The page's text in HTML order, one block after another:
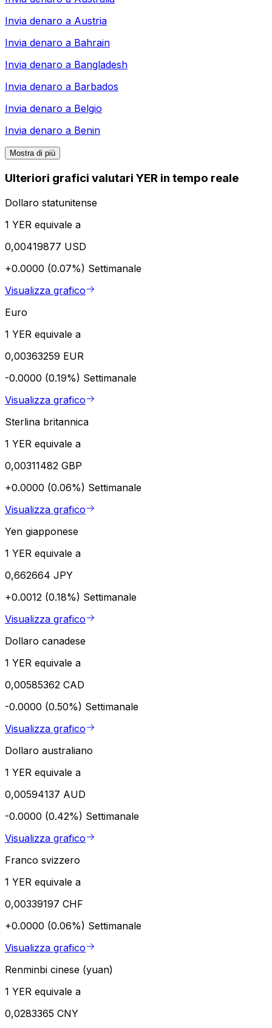
Invia denaro a Austria
Invia denaro a Bahrain
Invia denaro a Bangladesh
Invia denaro a Barbados
Invia denaro a Belgio
Invia denaro a Benin
Mostra di più
Ulteriori grafici valutari YER in tempo reale
Dollaro statunitense
1 YER equivale a
0,00419877 USD
+0.0000 (0.07%) Settimanale
Visualizza grafico
Euro
1 YER equivale a
0,00363259 EUR
-0.0000 (0.19%) Settimanale
Visualizza grafico
Sterlina britannica
1 YER equivale a
0,00311482 GBP
+0.0000 (0.06%) Settimanale
Visualizza grafico
Yen giapponese
1 YER equivale a
0,662664 JPY
+0.0012 (0.18%) Settimanale
Visualizza grafico
Dollaro canadese
1 YER equivale a
0,00585362 CAD
-0.0000 (0.50%) Settimanale
Visualizza grafico
Dollaro australiano
1 YER equivale a
0,00594137 AUD
-0.0000 (0.42%) Settimanale
Visualizza grafico
Franco svizzero
1 YER equivale a
0,00339197 CHF
+0.0000 (0.06%) Settimanale
Visualizza grafico
Renminbi cinese (yuan)
1 YER equivale a
0,0283365 CNY